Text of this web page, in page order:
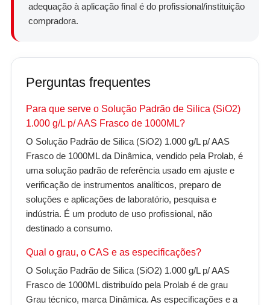
adequação à aplicação final é do profissional/instituição
compradora.
Perguntas frequentes
Para que serve o Solução Padrão de Silica (SiO2)
1.000 g/L p/ AAS Frasco de 1000ML?
O Solução Padrão de Silica (SiO2) 1.000 g/L p/ AAS
Frasco de 1000ML da Dinâmica, vendido pela Prolab, é
uma solução padrão de referência usado em ajuste e
verificação de instrumentos analíticos, preparo de
soluções e aplicações de laboratório, pesquisa e
indústria. É um produto de uso profissional, não
destinado a consumo.
Qual o grau, o CAS e as especificações?
O Solução Padrão de Silica (SiO2) 1.000 g/L p/ AAS
Frasco de 1000ML distribuído pela Prolab é de grau
Grau técnico, marca Dinâmica. As especificações e a